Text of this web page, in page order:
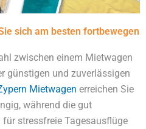
sich am besten fortbewegen
zwischen einem Mietwagen
günstigen und zuverlässigen
Mietwagen erreichen Sie
während die gut
stressfreie Tagesausflüge